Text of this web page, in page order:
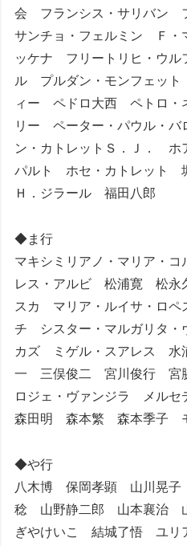
会 フランシス・サリバン
サンチョ・フェルミン Ｆ
ッケナ フリートリヒ・ウ
ル プルダン・モンフェッ
ィー ペドロ大西 ペトロ・
リー ペーター・パウル・
ン・カトレットＳ．Ｊ．
パルト ホセ・カトレット
Ｈ．ジラール 福田八郎
◆ま行
マキシミリアノ・マリア・
レス・アルビ 松浦寛 松永
スカ マリア・ルイサ・ロ
チ シスター・マルガリタ
カズ ミゲル・スアレス
一 三俣俊二 宮川俊行 宮
ロジェ・ヴァンジラ メル
森田明 森本繁 森本季子
◆や行
八木博 保岡孝顕 山川晃
稔 山野静二郎 山本襄治
ぎやけいこ 結城了悟 ユリ